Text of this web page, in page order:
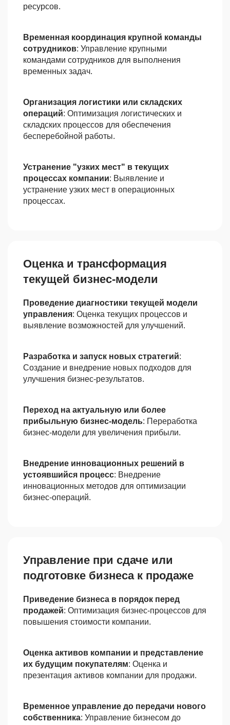
ресурсов.
Временная координация крупной команды
сотрудников: Управление крупными
командами сотрудников для выполнения
временных задач.
Организация логистики или складских
операций: Оптимизация логистических и
складских процессов для обеспечения
бесперебойной работы.
Устранение "узких мест" в текущих
процессах компании: Выявление и
устранение узких мест в операционных
процессах.
Оценка и трансформация
текущей бизнес-модели
Проведение диагностики текущей модели
управления: Оценка текущих процессов и
выявление возможностей для улучшений.
Разработка и запуск новых стратегий:
Создание и внедрение новых подходов для
улучшения бизнес-результатов.
Переход на актуальную или более
прибыльную бизнес-модель: Переработка
бизнес-модели для увеличения прибыли.
Внедрение инновационных решений в
устоявшийся процесс: Внедрение
инновационных методов для оптимизации
бизнес-операций.
Управление при сдаче или
подготовке бизнеса к продаже
Приведение бизнеса в порядок перед
продажей: Оптимизация бизнес-процессов для
повышения стоимости компании.
Оценка активов компании и представление
их будущим покупателям: Оценка и
презентация активов компании для продажи.
Временное управление до передачи нового
собственника: Управление бизнесом до